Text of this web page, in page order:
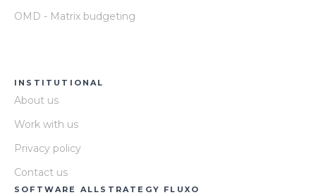
OMD - Matrix budgeting
INSTITUTIONAL
About us
Work with us
Privacy policy
Contact us
SOFTWARE ALLSTRATEGY FLUXO